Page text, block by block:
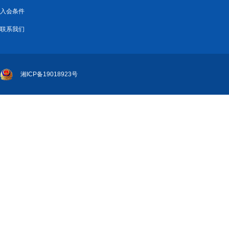
入会条件
联系我们
湘ICP备19018923号